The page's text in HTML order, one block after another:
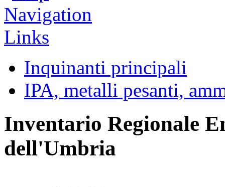
Inquinanti principali
IPA, metalli pesanti,
Inventario Regionale
dell'Umbria